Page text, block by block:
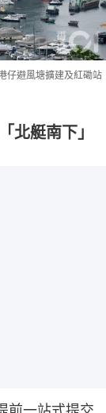
仔避風塘擴建及紅磡站
北艇南下」